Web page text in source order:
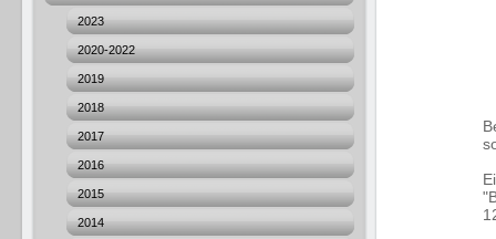
2023
2020-2022
2019
2018
2017
2016
2015
2014